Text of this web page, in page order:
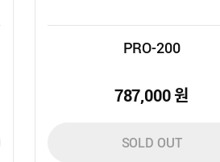
PRO-200
787,000원
SOLD OUT